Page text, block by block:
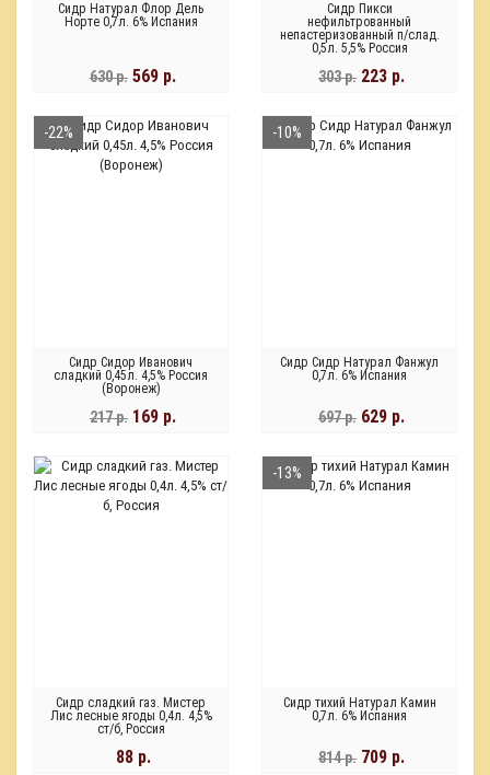
Сидр Натурал Флор Дель
Норте 0,7л. 6% Испания
630 р. 569 р.
Сидр Пикси
нефильтрованный
непастеризованный п/слад.
0,5л. 5,5% Россия
303 р. 223 р.
-22%
Сидр Сидор Иванович
сладкий 0,45л. 4,5% Россия
(Воронеж)
217 р. 169 р.
-10%
Сидр Сидр Натурал Фанжул
0,7л. 6% Испания
697 р. 629 р.
Сидр сладкий газ. Мистер
Лис лесные ягоды 0,4л. 4,5%
ст/б, Россия
88 р.
-13%
Сидр тихий Натурал Камин
0,7л. 6% Испания
814 р. 709 р.